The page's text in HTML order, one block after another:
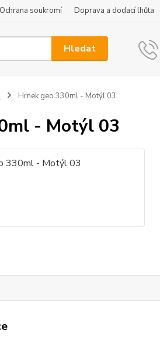
Ochrana soukromí Doprava a dodací lhůta
Hledat
Hrnek geo 330ml - Motýl 03
- Motýl 03